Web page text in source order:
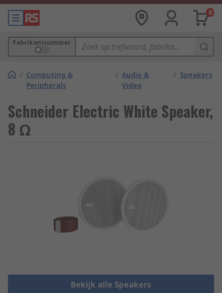
0
Fabrikantnummer
/ Computing &
Peripherals
/ Audio &
Video
/ Speakers
Schneider Electric White Speaker,
8 Ω
Bekijk alle Speakers